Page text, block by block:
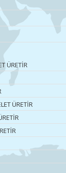
ÜRETİR
ÜRETİR